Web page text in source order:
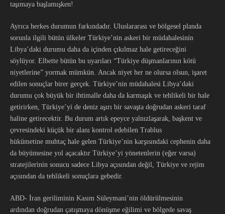
taşımaya başlamışken!
Ayrıca herkes durumun farkındadır. Uluslararası ve bölgesel planda
sorunla ilgili bütün ülkeler Türkiye’nin askeri bir müdahalesinin
Libya’daki durumu daha da içinden çıkılmaz hale getireceğini
söylüyor. Elbette bütün bu uyarıları “Türkiye düşmanlarının kötü
niyetlerine” yormak mümkün. Ancak niyet her ne olursa olsun, işaret
edilen sonuçlar birer gerçek. Türkiye’nin müdahalesi Libya’daki
durumu çok büyük bir ihtimalle daha da karmaşık ve tehlikeli bir hale
getirirken, Türkiye’yi de deniz aşırı bir savaşta doğrudan askeri taraf
haline getirecektir. Bu durum artık epeyce yalnızlaşarak, başkent ve
çevresindeki küçük bir alanı kontrol edebilen Trablus
hükümetine muhtaç hale gelen Türkiye’nin karşısındaki cephenin daha
da büyümesine yol açacaktır Türkiye’yi yönetenlerin (eğer varsa)
stratejilerinin sonucu sadece Libya açısından değil, Türkiye ve rejim
açısından da tehlikeli sonuçlara gebedir.
ABD- İran geriliminin Kasım Süleymani’nin öldürülmesinin
ardından doğrudan çatışmaya dönüşme eğilimi ve bölgede savaş